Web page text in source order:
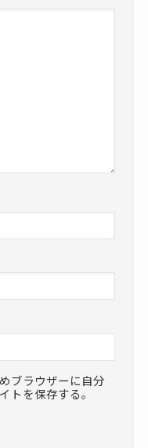
ブラウザーに自分
トを保存する。